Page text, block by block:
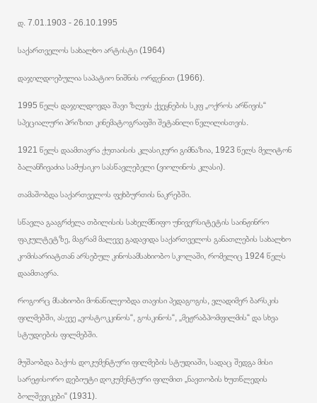
დ. 7.01.1903 - 26.10.1995
საქართველოს სახალხო არტისტი (1964)
დაჯილდოებულია საპატიო ნიშნის ორდენით (1966).
1995 წელს დაჯილდოვდა შავი ზღვის ქვეყნების სკფ „ოქროს არწივის“
სპეციალური პრიზით კინემატოგრაფში შეტანილი წვლილისთვის.
1921 წელს დაამთავრა ქუთაისის კლასიკური გიმნაზია, 1923 წელს მელიტონ
ბალანჩივაძია სამუსიკო სასწავლებელი (ვიოლინოს კლასი).
თამაშობდა საქართველოს ფეხბურთის ნაკრებში.
სწავლა გააგრძელა თბილისის სახელმწიფო უნივერსიტეტის საინჟინრო
ფაკულტეტზე, მაგრამ მალევე გადავიდა საქართველოს განათლების სახალხო
კომისარიატთან არსებულ კინოსამსახიობო სკოლაში, რომელიც 1924 წელს
დაამთავრა.
როგორც მსახიობი მონაწილეობდა თავისი პედაგოგის, ვლადიმერ ბარსკის
ფილმებში, ასევე „ვოსტოკკინოს“, გოსკინოს“, „მეჟრაბპომფილმის“ და სხვა
სტუდიების ფილმებში.
მუშაობდა ბაქოს დოკუმენტური ფილმების სტუდიაში, სადაც შედგა მისი
სარეჟისორო დებიუტი დოკუმენტური ფილმით „ნავთობის ხუთწლედის
ბოლშევიკები“ (1931).